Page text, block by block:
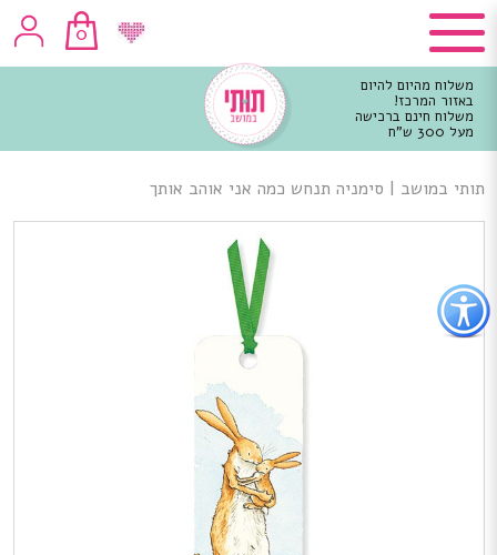
כפתור
לפתיחת
תפריט
נגישות
0
משלוח מהיום להיום
באזור המרכז!
משלוח חינם ברכישה
מעל 300 ש"ח
מרכזי
תותי במושב | סימניה תנחש כמה אני אוהב אותך